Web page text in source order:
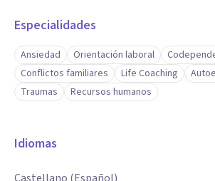
Especialidades
Ansiedad Orientación laboral
Conflictos familiares
Life Coaching
Traumas
Recursos humanos
Idiomas